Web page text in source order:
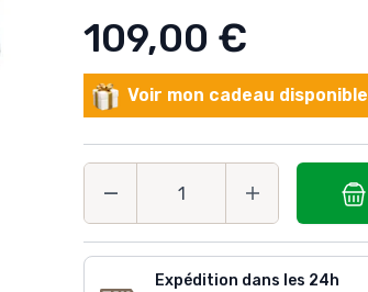
109,00 €
Voir mon cadeau disponible
Expédition dans les 24h